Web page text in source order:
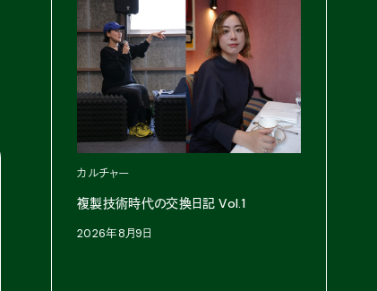
カルチャー
複製技術時代の交換日記 Vol.1
2026年8月9日